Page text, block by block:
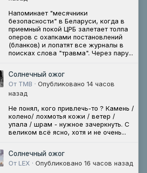
Напоминает "месячники
безопасности" в Беларуси, когда в
приемный покой ЦРБ залетает толпа
оперов с охапками постановлений
(бланков) и лопатят все журналы в
поисках слова "травма". Через пару...
Солнечный ожог
От ТМВ · Опубликовано 14 часов
назад
Не понял, кого привлечь-то ? Камень /
колено/ лохмотья кожи / ветер /
упала / шрам - нужное зачеркнуть. С
великом всё ясно, хотя и не очень...
Солнечный ожог
От LEX · Опубликовано 16 часов назад